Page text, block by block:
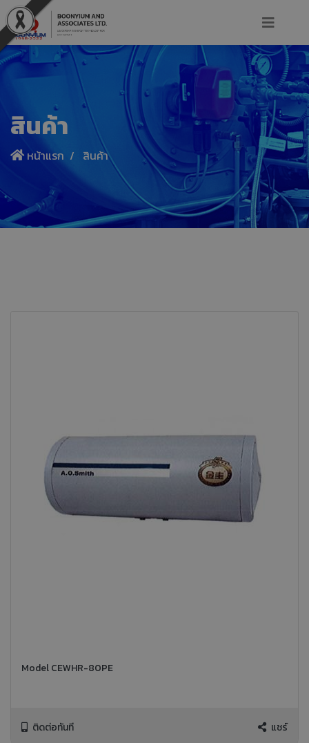
สินค้า
หน้าแรก สินค้า
Model CEWHR-80PE
ติดต่อทันที แชร์